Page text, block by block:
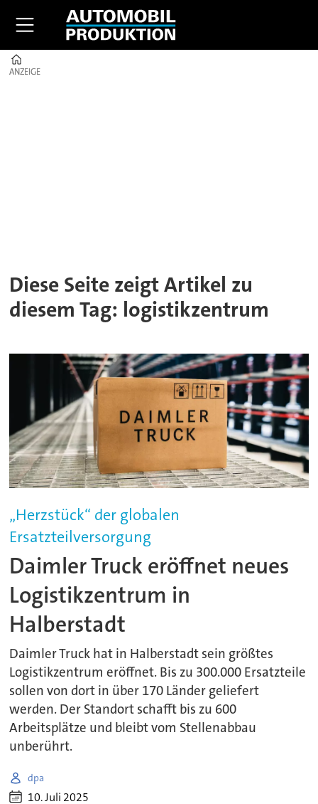
ANZEIGE
ANZEIGE
Diese Seite zeigt Artikel zu
diesem Tag: logistikzentrum
„Herzstück“ der globalen
Ersatzteilversorgung
Daimler Truck eröffnet neues
Logistikzentrum in
Halberstadt
Daimler Truck hat in Halberstadt sein größtes
Logistikzentrum eröffnet. Bis zu 300.000 Ersatzteile
sollen von dort in über 170 Länder geliefert
werden. Der Standort schafft bis zu 600
Arbeitsplätze und bleibt vom Stellenabbau
unberührt.
dpa
10. Juli 2025